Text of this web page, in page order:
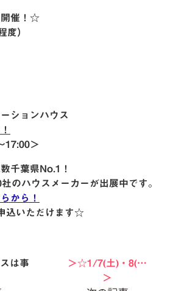
開催！☆
度）
ションハウス
17:00＞
千葉県No.1！
のハウスメーカーが出展中です。
から！
込いただけます☆
は事
＞☆1/7(土)・8(…
＞